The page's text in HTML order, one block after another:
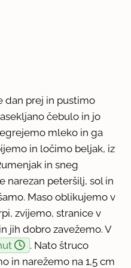
dan prej in pustimo
čebulo in jo
mleko in ga
in ločimo beljak, iz
in sneg
narezan peteršilj, sol in
Maso oblikujemo v
zvijemo, stranice v
jih dobro zavežemo. V
. Nato štruco
in narežemo na 1,5 cm